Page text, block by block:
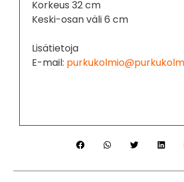
Korkeus 32 cm
Keski-osan väli 6 cm
Lisätietoja
E-mail: